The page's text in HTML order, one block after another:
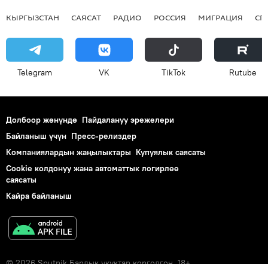
КЫРГЫЗСТАН САЯСАТ РАДИО РОССИЯ МИГРАЦИЯ
Telegram VK ТikТоk Rutube
Долбоор жөнүндө Пайдалануу эрежелери
Байланыш үчүн Пресс-релиздер
Компаниялардын жаңылыктары Купуялык саясаты
Cookie колдонуу жана автоматтык логирлөө
саясаты
Кайра байланыш